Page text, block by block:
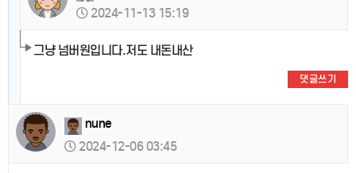
2024-11-13 15:19
그냥 넘버원입니다.저도 내돈내산
댓글쓰기
nune
2024-12-06 03:45